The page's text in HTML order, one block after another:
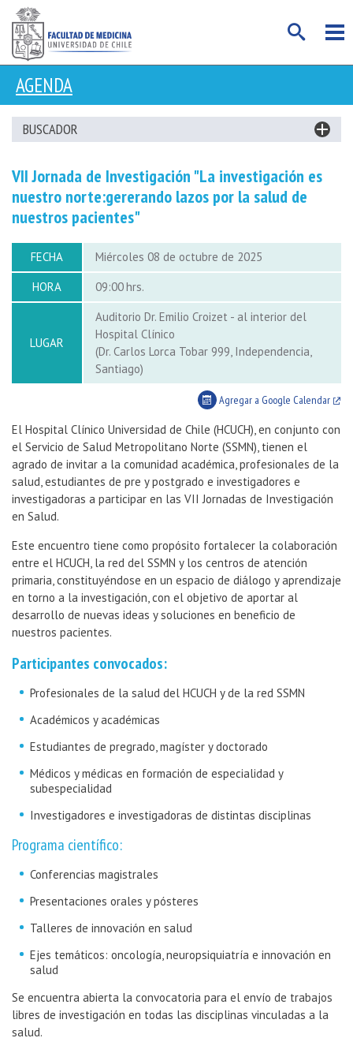
AGENDA
BUSCADOR
VII Jornada de Investigación "La investigación es
nuestro norte:gererando lazos por la salud de
nuestros pacientes"
FECHA
miércoles 08 de octubre de 2025
HORA
09:00
LUGAR
Auditorio Dr. Emilio Croizet - al interior del
Hospital Clínico
(Dr. Carlos Lorca Tobar 999, Independencia,
Santiago)
Agregar a Google Calendar
El Hospital Clínico Universidad de Chile (HCUCH), en conjunto con
el Servicio de Salud Metropolitano Norte (SSMN), tienen el
agrado de invitar a la comunidad académica, profesionales de la
salud, estudiantes de pre y postgrado e investigadores e
investigadoras a participar en las VII Jornadas de Investigación
en Salud.
Este encuentro tiene como propósito fortalecer la colaboración
entre el HCUCH, la red del SSMN y los centros de atención
primaria, constituyéndose en un espacio de diálogo y aprendizaje
en torno a la investigación, con el objetivo de aportar al
desarrollo de nuevas ideas y soluciones en beneficio de
nuestros pacientes.
Participantes convocados:
Profesionales de la salud del HCUCH y de la red SSMN
Académicos y académicas
Estudiantes de pregrado, magíster y doctorado
Médicos y médicas en formación de especialidad y
subespecialidad
Investigadores e investigadoras de distintas disciplinas
Programa científico:
Conferencias magistrales
Presentaciones orales y pósteres
Talleres de innovación en salud
Ejes temáticos: oncología, neuropsiquiatría e innovación en
salud
Se encuentra abierta la convocatoria para el envío de trabajos
libres de investigación en todas las disciplinas vinculadas a la
salud.